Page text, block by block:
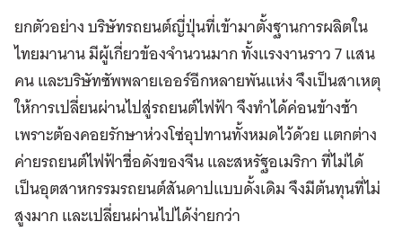
ยกตัวอย่าง บริษัทรถยนต์ญี่ปุ่นที่เข้ามาตั้งฐานการผลิตใน
ไทยมานาน มีผู้เกี่ยวข้องจำนวนมาก ทั้งแรงงานราว 7 แสน
คน และบริษัทซัพพลายเออร์อีกหลายพันแห่ง จึงเป็นสาเหตุ
ให้การเปลี่ยนผ่านไปสู่รถยนต์ไฟฟ้า จึงทำได้ค่อนข้างช้า
เพราะต้องคอยรักษาห่วงโซ่อุปทานทั้งหมดไว้ด้วย แตกต่าง
ค่ายรถยนต์ไฟฟ้าชื่อดังของจีน และสหรัฐอเมริกา ที่ไม่ได้
เป็นอุตสาหกรรมรถยนต์สันดาปแบบดั้งเดิม จึงมีต้นทุนที่ไม่
สูงมาก และเปลี่ยนผ่านไปได้ง่ายกว่า